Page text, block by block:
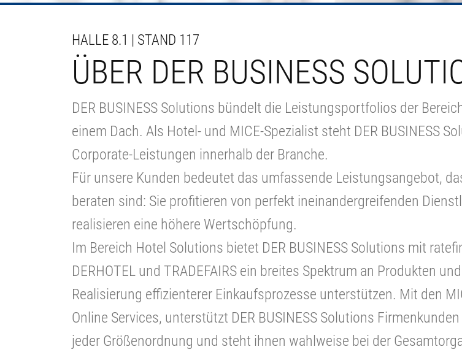
HALLE 8.1 | STAND 117
ÜBER DER BUSINESS
DER BUSINESS Solutions bündelt die Leistungsportfolios der
einem Dach. Als Hotel- und MICE-Spezialist steht DER BUSINESS
Corporate-Leistungen innerhalb der Branche.
Für unsere Kunden bedeutet das umfassende Leistungsangebot,
beraten sind: Sie profitieren von perfekt ineinandergreifenden
realisieren eine höhere Wertschöpfung.
Im Bereich Hotel Solutions bietet DER BUSINESS Solutions mit
DERHOTEL und TRADEFAIRS ein breites Spektrum an Produkten
Realisierung effizienterer Einkaufsprozesse unterstützen. Mit den
Online Services, unterstützt DER BUSINESS Solutions
jeder Größenordnung und steht ihnen wahlweise bei der